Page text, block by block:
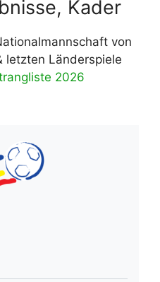
Kader
von
letzten Länderspiele
2026